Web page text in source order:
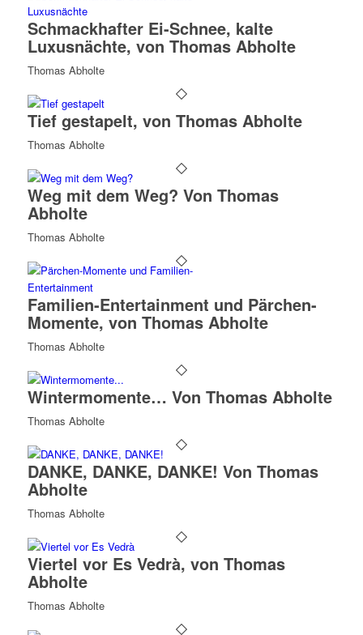
Schmackhafter Ei-Schnee, kalte
Luxusnächte, von Thomas Abholte
Thomas Abholte
Tief gestapelt, von Thomas Abholte
Thomas Abholte
Weg mit dem Weg? Von Thomas
Abholte
Thomas Abholte
Familien-Entertainment und Pärchen-
Momente, von Thomas Abholte
Thomas Abholte
Wintermomente… Von Thomas Abholte
Thomas Abholte
DANKE, DANKE, DANKE! Von Thomas
Abholte
Thomas Abholte
Viertel vor Es Vedrà, von Thomas
Abholte
Thomas Abholte